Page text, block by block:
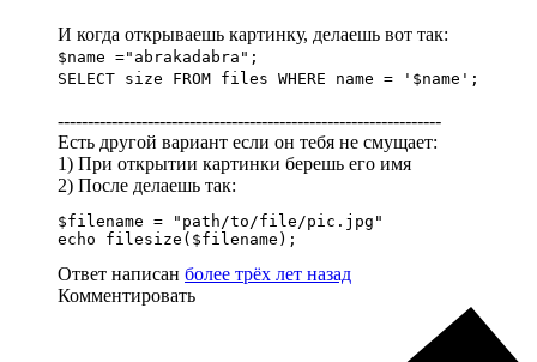
И когда открываешь картинку, делаешь вот так:
$name ="abrakadabra";
SELECT size FROM files WHERE name = '$name';
----------------------------------------------------------------
Есть другой вариант если он тебя не смущает:
1) При открытии картинки берешь его имя
2) После делаешь так:
$filename = "path/to/file/pic.jpg"
echo filesize($filename);
Ответ написан более трёх лет назад
Комментировать